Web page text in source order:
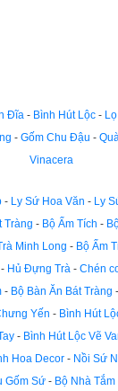
Đĩa - Bình Hút Lộc -
- Gốm Chu Đậu -
Vinacera
- Ly Sứ Hoa Văn - Ly
Tràng - Bộ Ấm Tích -
Minh Long - Bộ Ấm
- Hủ Đựng Trà - Chén
- Bộ Bàn Ăn Bát Tràng -
Yến - Bình Hút
- Bình Hút Lộc Vẽ
Hoa Decor - Nồi Sứ
Gốm Sứ - Bộ Nhà